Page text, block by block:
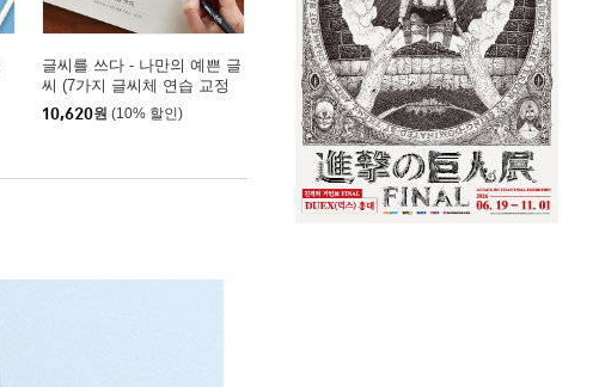
글씨를 쓰다 - 나만의 예쁜 글
씨 (7가지 글씨체 연습 교정
노트) 어른학습지⑥
10,620원 (10% 할인)